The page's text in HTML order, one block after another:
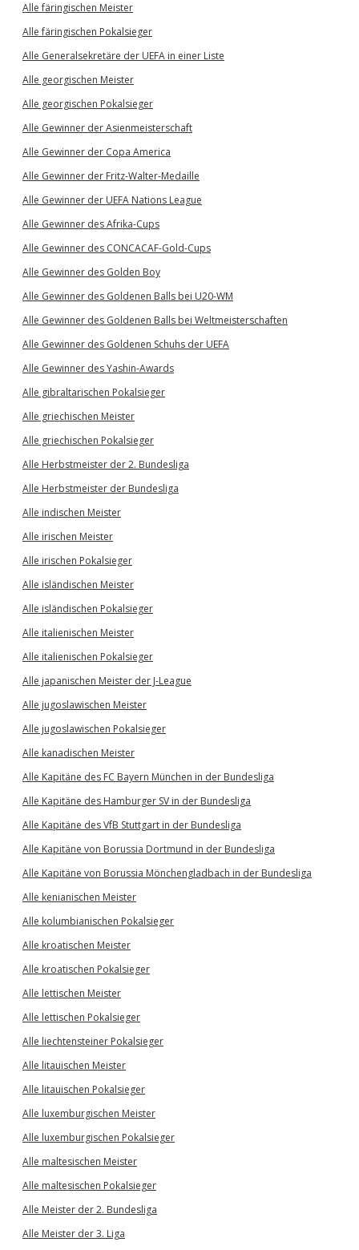
Alle färingischen Meister
Alle färingischen Pokalsieger
Alle Generalsekretäre der UEFA in einer Liste
Alle georgischen Meister
Alle georgischen Pokalsieger
Alle Gewinner der Asienmeisterschaft
Alle Gewinner der Copa America
Alle Gewinner der Fritz-Walter-Medaille
Alle Gewinner der UEFA Nations League
Alle Gewinner des Afrika-Cups
Alle Gewinner des CONCACAF-Gold-Cups
Alle Gewinner des Golden Boy
Alle Gewinner des Goldenen Balls bei U20-WM
Alle Gewinner des Goldenen Balls bei Weltmeisterschaften
Alle Gewinner des Goldenen Schuhs der UEFA
Alle Gewinner des Yashin-Awards
Alle gibraltarischen Pokalsieger
Alle griechischen Meister
Alle griechischen Pokalsieger
Alle Herbstmeister der 2. Bundesliga
Alle Herbstmeister der Bundesliga
Alle indischen Meister
Alle irischen Meister
Alle irischen Pokalsieger
Alle isländischen Meister
Alle isländischen Pokalsieger
Alle italienischen Meister
Alle italienischen Pokalsieger
Alle japanischen Meister der J-League
Alle jugoslawischen Meister
Alle jugoslawischen Pokalsieger
Alle kanadischen Meister
Alle Kapitäne des FC Bayern München in der Bundesliga
Alle Kapitäne des Hamburger SV in der Bundesliga
Alle Kapitäne des VfB Stuttgart in der Bundesliga
Alle Kapitäne von Borussia Dortmund in der Bundesliga
Alle Kapitäne von Borussia Mönchengladbach in der Bundesliga
Alle kenianischen Meister
Alle kolumbianischen Pokalsieger
Alle kroatischen Meister
Alle kroatischen Pokalsieger
Alle lettischen Meister
Alle lettischen Pokalsieger
Alle liechtensteiner Pokalsieger
Alle litauischen Meister
Alle litauischen Pokalsieger
Alle luxemburgischen Meister
Alle luxemburgischen Pokalsieger
Alle maltesischen Meister
Alle maltesischen Pokalsieger
Alle Meister der 2. Bundesliga
Alle Meister der 3. Liga